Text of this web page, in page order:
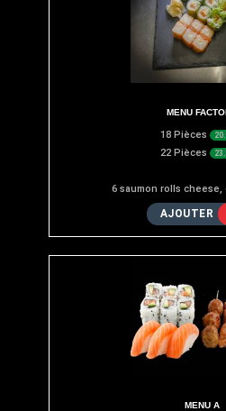
MENU
18 Pièces
22 Pièces
6 saumon rolls cheese,
AJOUTER
MENU A